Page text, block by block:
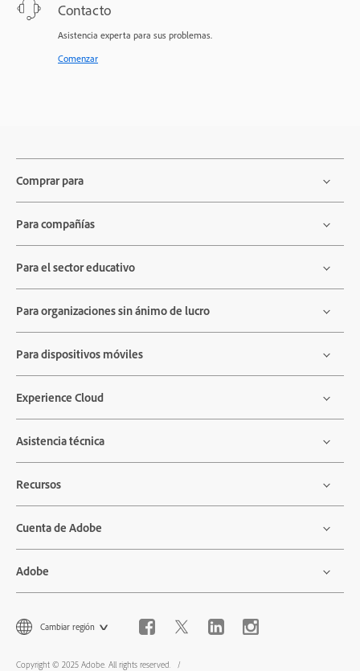
Contacto
Asistencia experta para sus problemas.
Comenzar
Comprar para
Para compañías
Para el sector educativo
Para organizaciones sin ánimo de lucro
Para dispositivos móviles
Experience Cloud
Asistencia técnica
Recursos
Cuenta de Adobe
Adobe
Cambiar región
Copyright © 2025 Adobe. All rights reserved.